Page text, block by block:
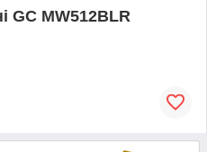
GC MW512BLR